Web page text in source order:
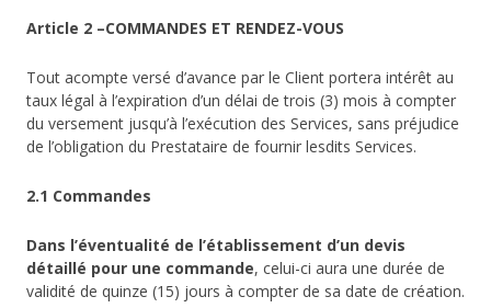
Article 2 –COMMANDES ET RENDEZ-VOUS
Tout acompte versé d’avance par le Client portera intérêt au
taux légal à l’expiration d’un délai de trois (3) mois à compter
du versement jusqu’à l’exécution des Services, sans préjudice
de l’obligation du Prestataire de fournir lesdits Services.
2.1 Commandes
Dans l’éventualité de l’établissement d’un devis
détaillé pour une commande, celui-ci aura une durée de
validité de quinze (15) jours à compter de sa date de création.